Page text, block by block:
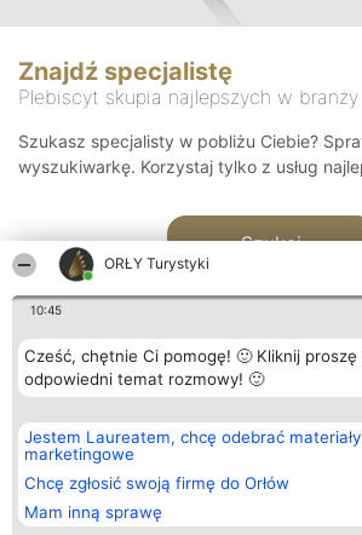
ORŁY Turystyki
10:45
Cześć, chętnie Ci pomogę! 🙂 Kliknij proszę
odpowiedni temat rozmowy! 🙂
Jestem Laureatem, chcę odebrać materiały
marketingowe
Chcę zgłosić swoją firmę do Orłów
Mam inną sprawę
Znajdź specjalistę
Plebiscyt skupia najlepszych w branży
Szukasz specjalisty w pobliżu Ciebie?
wyszukiwarkę. Korzystaj tylko z usług
Szukaj
Organizator plebiscytu
Bright Side Solutions sp. z o.
o. sp. k.
ul. Ruska 22
Wrocław 50-079
KRS 0000749100 | Regon
381313360 | NIP 8943132676
Plebiscyt
Laureaci
wszystkich
Laureatów
Regulamin